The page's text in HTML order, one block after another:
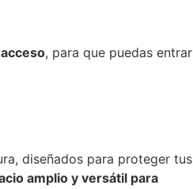
, para que puedas entrar
diseñados para proteger tus
amplio y versátil para